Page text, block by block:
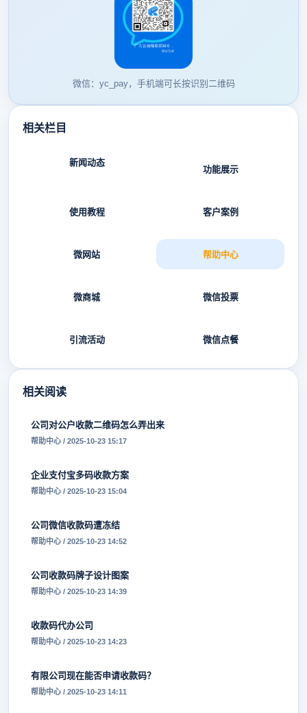
微信：yc_pay，手机端可长按识别二维码
相关栏目
新闻动态
功能展示
使用教程 客户案例
微网站 帮助中心
微商城 微信投票
引流活动 微信点餐
相关阅读
公司对公户收款二维码怎么弄出来
帮助中心 / 2025-10-23 15:17
企业支付宝多码收款方案
帮助中心 / 2025-10-23 15:04
公司微信收款码遭冻结
帮助中心 / 2025-10-23 14:52
公司收款码牌子设计图案
帮助中心 / 2025-10-23 14:39
收款码代办公司
帮助中心 / 2025-10-23 14:23
有限公司现在能否申请收款码？
帮助中心 / 2025-10-23 14:11